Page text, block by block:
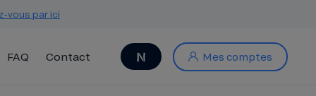
vous par ici
Mes comptes
FAQ Contact